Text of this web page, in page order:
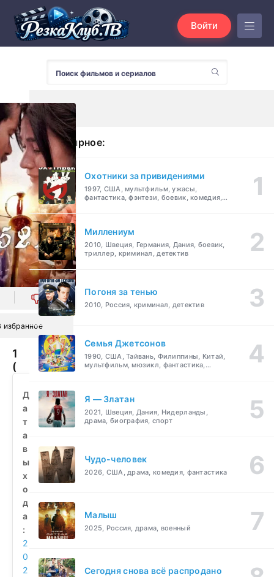
Войти
0
избранное
1521
(2023)
бесплатно
Д
а
т
а
в
ы
х
о
д
а
:
2
0
2
Популярное:
Охотники за привидениями
1997, США, мультфильм, ужасы,
фантастика, фэнтези, боевик, комедия,
Миллениум
2010, Швеция, Германия, Дания, боевик,
триллер, криминал, детектив
Погоня за тенью
2010, Россия, криминал, детектив
Семья Джетсонов
1990, США, Тайвань, Филиппины, Китай,
мультфильм, мюзикл, фантастика,
Я — Златан
2021, Швеция, Дания, Нидерланды,
драма, биография, спорт
Чудо-человек
2026, США, драма, комедия, фантастика
Малыш
2025, Россия, драма, военный
Сегодня снова всё распродано